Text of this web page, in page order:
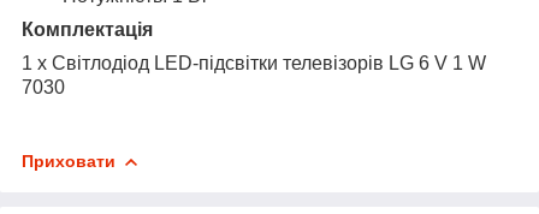
Комплектація
1 x Світлодіод LED-підсвітки телевізорів LG 6 V 1 W
7030
Приховати